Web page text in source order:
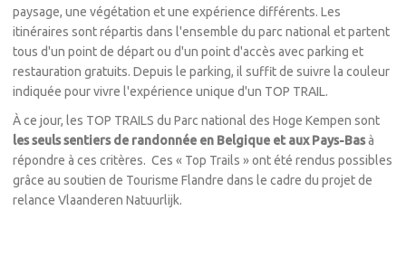
paysage, une végétation et une expérience différents. Les
itinéraires sont répartis dans l'ensemble du parc national et partent
tous d'un point de départ ou d'un point d'accès avec parking et
restauration gratuits. Depuis le parking, il suffit de suivre la couleur
indiquée pour vivre l'expérience unique d'un TOP TRAIL.
À ce jour, les TOP TRAILS du Parc national des Hoge Kempen sont
les seuls sentiers de randonnée en Belgique et aux Pays-Basà
répondre à ces critères. Ces « Top Trails » ont été rendus possibles
grâce au soutien de Tourisme Flandre dans le cadre du projet de
relance Vlaanderen Natuurlijk.